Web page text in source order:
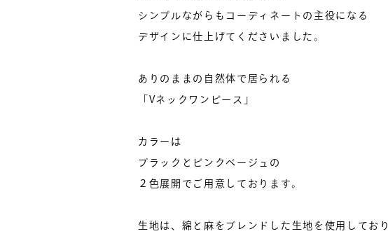
シンプルながらもコーディネートの主役になる
デザインに仕上げてくださいました。
ありのままの自然体で居られる
「Vネックワンピース」
カラーは
ブラックとピンクベージュの
２色展開でご用意しております。
生地は、綿と麻をブレンドした生地を使用しており